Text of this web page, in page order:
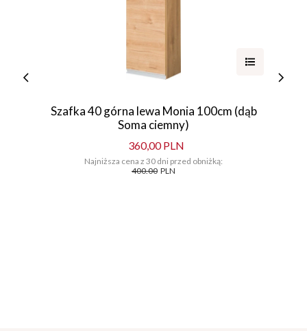
Szafka 40 górna lewa Monia 100cm (dąb
Soma ciemny)
360,00 PLN
Najniższa cena z 30 dni przed obniżką:
400.00 PLN